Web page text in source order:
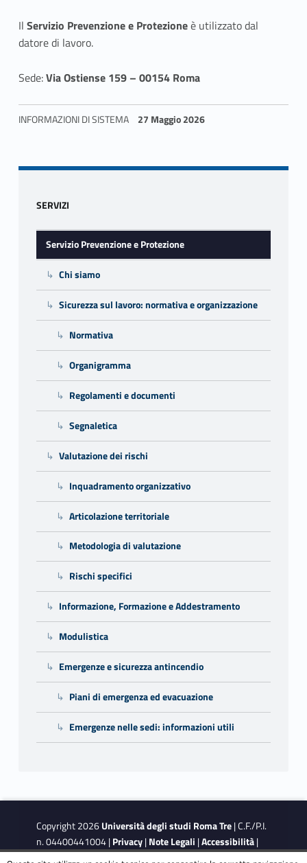
Il Servizio Prevenzione e Protezioneè utilizzato dal
datore di lavoro.
Sede:Via Ostiense 159 – 00154 Roma
INFORMAZIONI DI SISTEMA 27 Maggio 2026
Sidebar
SERVIZI
Servizio Prevenzione e Protezione
Chi siamo
Sicurezza sul lavoro: normativa e organizzazione
Normativa
Organigramma
Regolamenti e documenti
Segnaletica
Valutazione dei rischi
Inquadramento organizzativo
Articolazione territoriale
Metodologia di valutazione
Rischi specifici
Informazione, Formazione e Addestramento
Modulistica
Emergenze e sicurezza antincendio
Piani di emergenza ed evacuazione
Emergenze nelle sedi: informazioni utili
Copyright 2026Università degli studi Roma Tre| C.F./P.I.
n. 04400441004 |Privacy|Note Legali |Accessibilità|
Obiettivi di accessibilità
| Dichiarazione di accessibilità